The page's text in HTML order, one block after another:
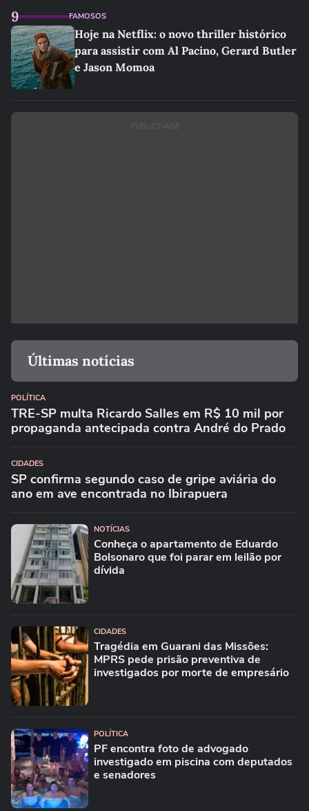
9 FAMOSOS
Hoje na Netflix: o novo thriller histórico
para assistir com Al Pacino, Gerard Butler
e Jason Momoa
PUBLICIDADE
Últimas notícias
POLÍTICA
TRE-SP multa Ricardo Salles em R$ 10 mil por
propaganda antecipada contra André do Prado
CIDADES
SP confirma segundo caso de gripe aviária do
ano em ave encontrada no Ibirapuera
NOTÍCIAS
Conheça o apartamento de Eduardo
Bolsonaro que foi parar em leilão por
dívida
CIDADES
Tragédia em Guarani das Missões:
MPRS pede prisão preventiva de
investigados por morte de empresário
POLÍTICA
PF encontra foto de advogado
investigado em piscina com deputados
e senadores